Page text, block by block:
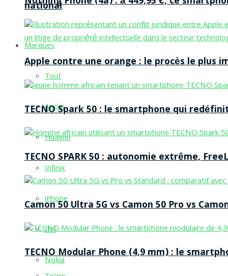
national
Marques
Tout
Apple
Huawei
Infinix
iPhone
Itel
Nokia
Apple contre une orange : le procès le plus
TECNO Spark 50 : le smartphone qui
TECNO SPARK 50 : autonomie extrême,
Camon 50 Ultra 5G vs Camon 50 Pro vs
TECNO Modular Phone (4,9 mm) : le